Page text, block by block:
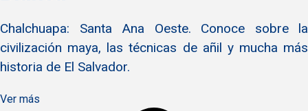
Chalchuapa: Santa Ana Oeste. Conoce sobre la
civilización maya, las técnicas de añil y mucha más
historia de El Salvador.
Ver más